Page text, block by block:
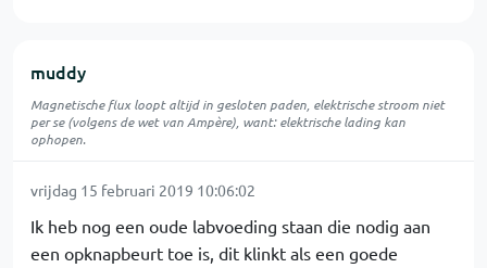
muddy
Magnetische flux loopt altijd in gesloten paden, elektrische stroom niet
per se (volgens de wet van Ampère), want: elektrische lading kan
ophopen.
vrijdag 15 februari 2019 10:06:02
Ik heb nog een oude labvoeding staan die nodig aan
een opknapbeurt toe is, dit klinkt als een goede